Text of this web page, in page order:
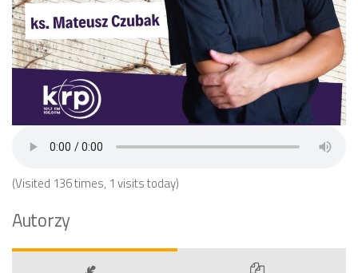
(Visited 136 times, 1 visits today)
Autorzy